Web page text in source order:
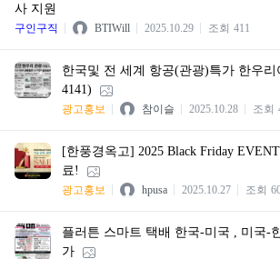
사 지원
구인구직 BTIWill 2025.10.29 조회 411
한국및 전 세계 항공(관광)특가 한우리
4141)
광고홍보 참이슬 2025.10.28 조회
[한풍경옥고] 2025 Black Friday
료!
광고홍보 hpusa 2025.10.27 조회
플러튼 스마트 택배 한국-미국 , 미국-
가